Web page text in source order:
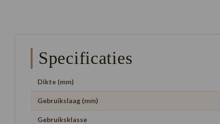
Specificaties
Dikte (mm)
Gebruikslaag (mm)
Gebruiksklasse